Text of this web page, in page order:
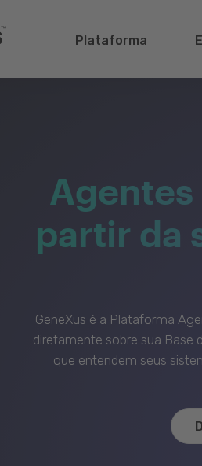
Plataforma
Agentes
partir da
GeneXus é a Plataforma
diretamente sobre sua Base
que entendem seus